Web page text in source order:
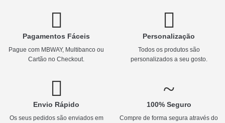
Pagamentos Fáceis
Pague com MBWAY, Multibanco ou
Cartão no Checkout.
Personalização
Todos os produtos são
personalizados a seu gosto.
Envio Rápido
Os seus pedidos são enviados em
100% Seguro
Compre de forma segura através do